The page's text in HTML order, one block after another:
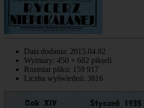
Data dodania: 2015.04.02
Wymiary: 450 × 682 pikseli
Rozmiar pliku: 159 917
Liczba wyświetleń: 3816